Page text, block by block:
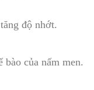
độ nhớt.
bào của nấm men.